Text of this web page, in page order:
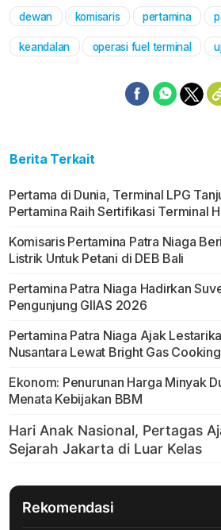
dewan komisaris pertamina
keandalan operasi fuel terminal
Berita Terkait
Pertama di Dunia, Terminal LPG
Pertamina Raih Sertifikasi Terminal
Komisaris Pertamina Patra Niaga
Listrik Untuk Petani di DEB Bali
Pertamina Patra Niaga Hadirkan
Pengunjung GIIAS 2026
Pertamina Patra Niaga Ajak
Nusantara Lewat Bright Gas
Ekonom: Penurunan Harga Minyak
Menata Kebijakan BBM
Rekomendasi